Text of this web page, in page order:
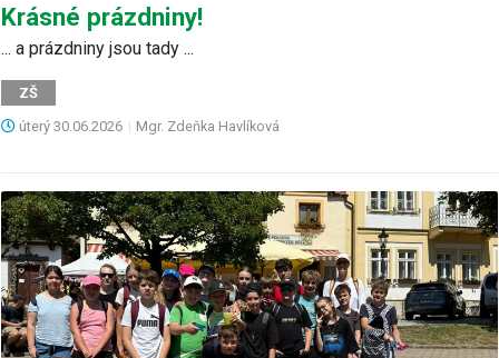
Krásné prázdniny!
... a prázdniny jsou tady ...
ZŠ
úterý 30.06.2026 | Mgr. Zdeňka Havlíková